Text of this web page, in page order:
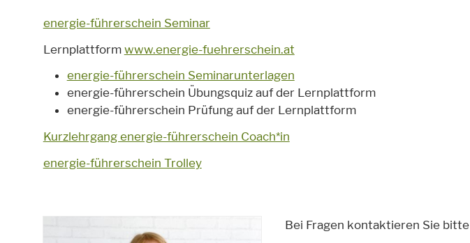
energie-führerschein Seminar
Lernplattform www.energie-fuehrerschein.at
energie-führerschein Seminarunterlagen
energie-führerschein Übungsquiz auf der Lernplattform
energie-führerschein Prüfung auf der Lernplattform
Kurzlehrgang energie-führerschein Coach*in
energie-führerschein Trolley
Bei Fragen kontaktieren Sie bitte